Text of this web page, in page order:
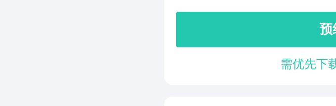
预
需优先下